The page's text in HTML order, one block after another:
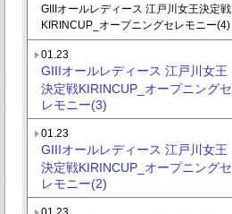
GIIIオールレディース 江戸川女王決定戦
KIRINCUP_オープニングセレモニー(4)
01.23
GIIIオールレディース 江戸川女王
決定戦KIRINCUP_オープニングセ
レモニー(3)
01.23
GIIIオールレディース 江戸川女王
決定戦KIRINCUP_オープニングセ
レモニー(2)